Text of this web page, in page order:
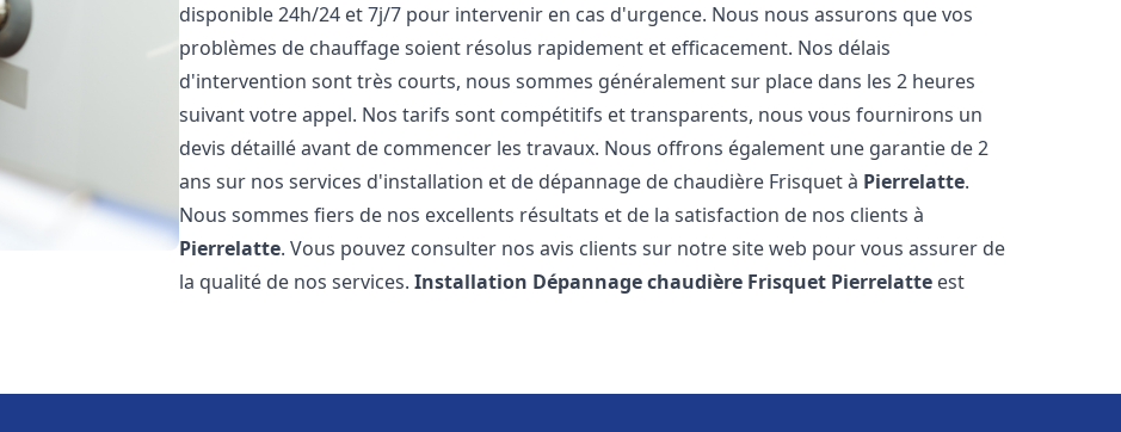
disponible 24h/24 et 7j/7 pour intervenir en cas d'urgence. Nous nous assurons que vos
problèmes de chauffage soient résolus rapidement et efficacement. Nos délais
d'intervention sont très courts, nous sommes généralement sur place dans les 2 heures
suivant votre appel. Nos tarifs sont compétitifs et transparents, nous vous fournirons un
devis détaillé avant de commencer les travaux. Nous offrons également une garantie de 2
ans sur nos services d'installation et de dépannage de chaudière Frisquet à Pierrelatte.
Nous sommes fiers de nos excellents résultats et de la satisfaction de nos clients à
Pierrelatte. Vous pouvez consulter nos avis clients sur notre site web pour vous assurer de
la qualité de nos services.Installation Dépannage chaudière Frisquet Pierrelatte est